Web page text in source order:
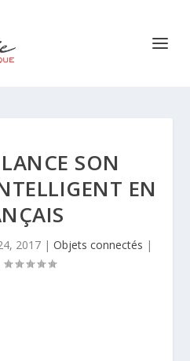
SON
EN
2017 | Objets connectés |